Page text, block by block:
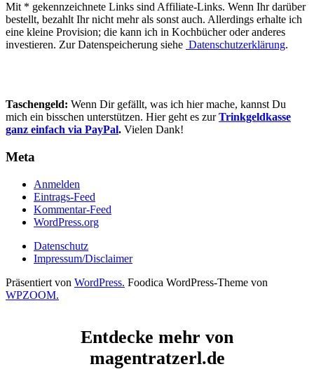
Mit * gekennzeichnete Links sind Affiliate-Links. Wenn Ihr darüber
bestellt, bezahlt Ihr nicht mehr als sonst auch. Allerdings erhalte ich
eine kleine Provision; die kann ich in Kochbücher oder anderes
investieren. Zur Datenspeicherung siehe Datenschutzerklärung.
Taschengeld: Wenn Dir gefällt, was ich hier mache, kannst Du
mich ein bisschen unterstützen. Hier geht es zurTrinkgeldkasse
ganz einfach via PayPal. Vielen Dank!
Meta
Anmelden
Eintrags-Feed
Kommentar-Feed
WordPress.org
Datenschutz
Impressum/Disclaimer
Präsentiert von WordPress. Foodica WordPress-Theme von
WPZOOM.
Entdecke mehr von
magentratzerl.de